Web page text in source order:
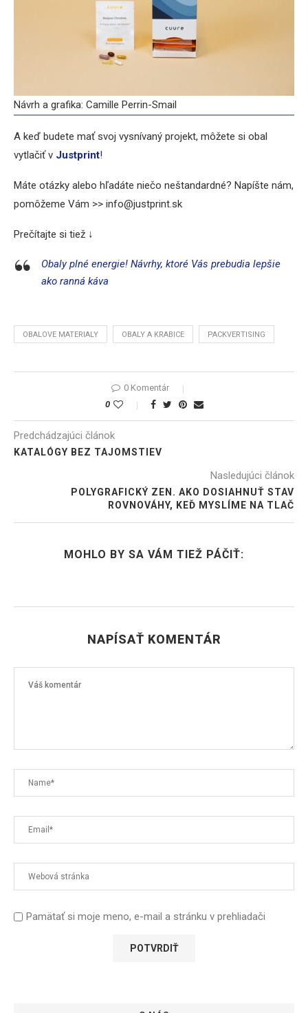
Návrh a grafika: Camille Perrin-Smail
A keď budete mať svoj vysnívaný projekt, môžete si obal
vytlačiť v Justprint!
Máte otázky alebo hľadáte niečo neštandardné? Napíšte nám,
pomôžeme Vám >> info@justprint.sk
Prečítajte si tiež ↓
Obaly plné energie! Návrhy, ktoré Vás prebudia lepšie
ako ranná káva
OBALOVE MATERIALY OBALY A KRABICE PACKVERTISING
0 Komentár
0
Predchádzajúci článok
KATALÓGY BEZ TAJOMSTIEV
Nasledujúci článok
POLYGRAFICKÝ ZEN. AKO DOSIAHNUŤ STAV
ROVNOVÁHY, KEĎ MYSLÍME NA TLAČ
MOHLO BY SA VÁM TIEŽ PÁČIŤ:
NAPÍSAŤ KOMENTÁR
Pamätať si moje meno, e-mail a stránku v prehliadači